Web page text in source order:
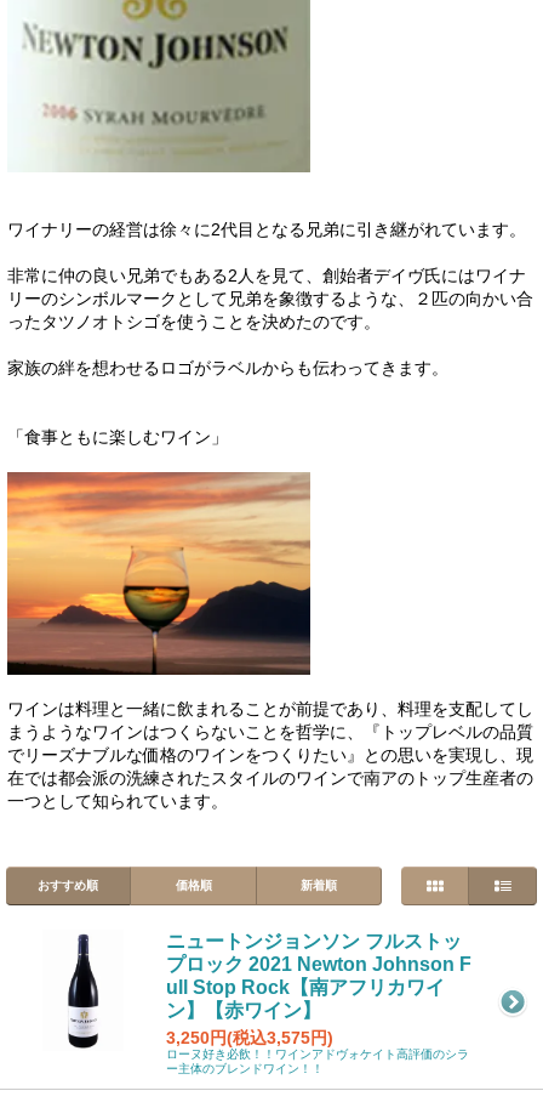
ワイナリーの経営は徐々に2代目となる兄弟に引き継がれています。
非常に仲の良い兄弟でもある2人を見て、創始者デイヴ氏にはワイナ
リーのシンボルマークとして兄弟を象徴するような、２匹の向かい合
ったタツノオトシゴを使うことを決めたのです。
家族の絆を想わせるロゴがラベルからも伝わってきます。
「食事ともに楽しむワイン」
ワインは料理と一緒に飲まれることが前提であり、料理を支配してし
まうようなワインはつくらないことを哲学に、『トップレベルの品質
でリーズナブルな価格のワインをつくりたい』との思いを実現し、現
在では都会派の洗練されたスタイルのワインで南アのトップ生産者の
一つとして知られています。
おすすめ順 価格順 新着順
ニュートンジョンソン フルストッ
プロック 2021 Newton Johnson F
ull Stop Rock【南アフリカワイ
ン】【赤ワイン】
3,250円(税込3,575円)
ローヌ好き必飲！！ワインアドヴォケイト高評価のシラ
ー主体のブレンドワイン！！